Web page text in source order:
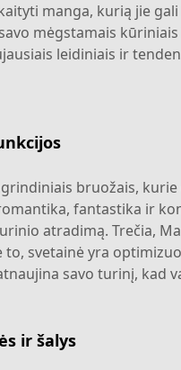
manga, kurią jie
mėgstamais
leidiniais ir
bruožais,
fantastika ir
atradimą. Trečia,
svetainė yra
savo turinį,
ir šalys